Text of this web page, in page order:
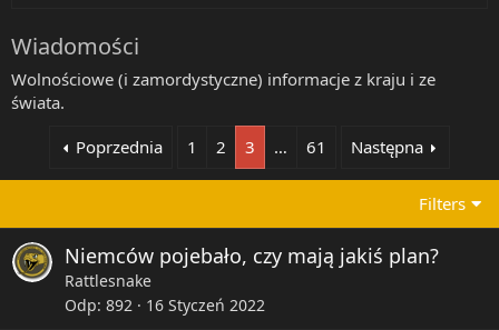
Wiadomości
Wolnościowe (i zamordystyczne) informacje z kraju i ze
świata.
Poprzednia
1 2 3 … 61 Następna
Filters
Niemców pojebało, czy mają jakiś plan?
Rattlesnake
Odp 892 16 Styczeń 2022